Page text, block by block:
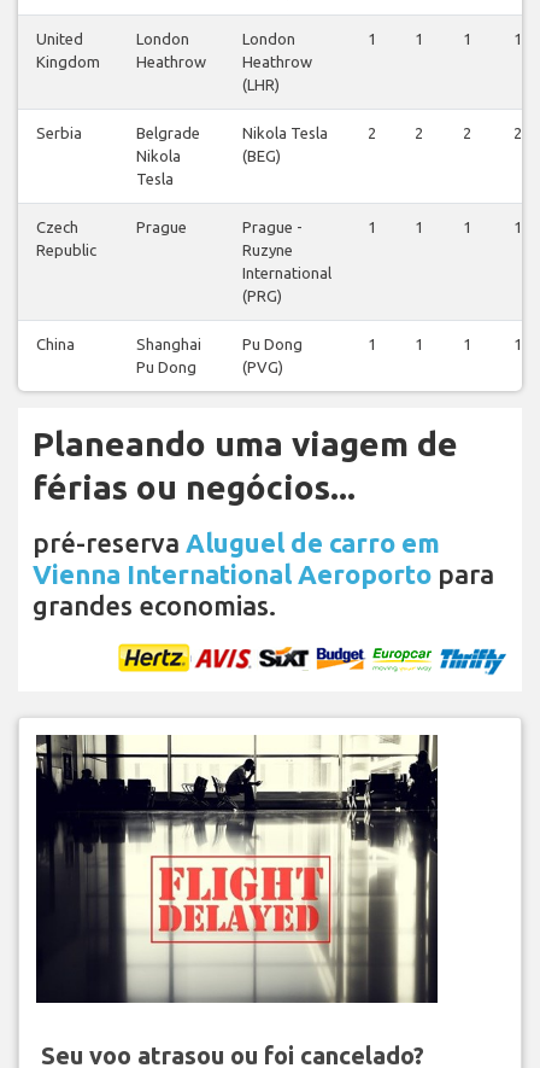
United
Kingdom
London
Heathrow
London
Heathrow
(LHR)
1 1 1 1
Serbia
Belgrade
Nikola
Tesla
Nikola Tesla
(BEG)
2 2 2 2
Czech
Republic
Prague
Prague -
Ruzyne
International
(PRG)
1 1 1 1
China
Shanghai
Pu Dong
Pu Dong
(PVG)
1 1 1 1
Planeando uma viagem de
férias ou negócios...
pré-reserva Aluguel de carro em
Vienna International Aeroporto para
grandes economias.
Seu voo atrasou ou foi cancelado?